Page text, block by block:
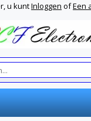
u kuntInloggen ofEen